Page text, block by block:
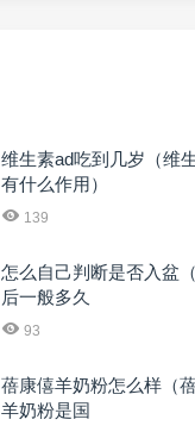
维生素ad吃到几岁（维
有什么作用）
139
怎么自己判断是否入盆
后一般多久
93
蓓康僖羊奶粉怎么样（
羊奶粉是国